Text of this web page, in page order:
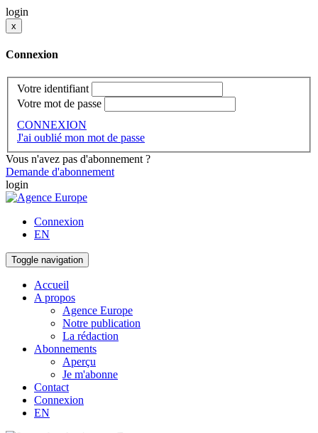
login
x
Connexion
Votre identifiant
Votre mot de passe
CONNEXION
J'ai oublié mon mot de passe
Vous n'avez pas d'abonnement ?
Demande d'abonnement
login
Connexion
EN
Toggle navigation
Accueil
A propos
Agence Europe
Notre publication
La rédaction
Abonnements
Aperçu
Je m'abonne
Contact
Connexion
EN